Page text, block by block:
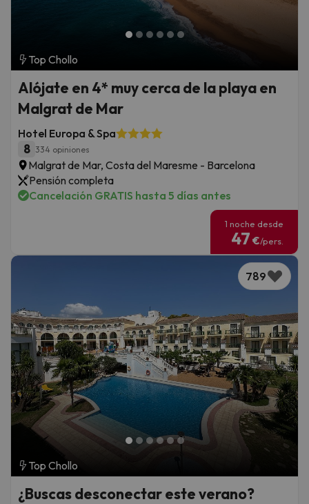
Top Chollo
Alójate en 4* muy cerca de la playa en
Malgrat de Mar
Hotel Europa & Spa
8 334 opiniones
Malgrat de Mar, Costa del Maresme - Barcelona
Pensión completa
Cancelación GRATIS hasta 5 días antes
1 noche desde
47 €/pers.
Top Chollo
789
¿Buscas desconectar este verano?